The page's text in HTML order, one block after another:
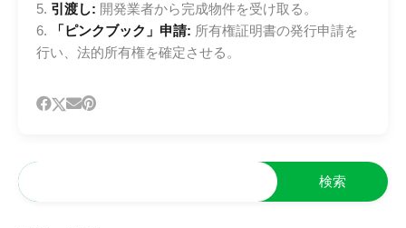
5. 引渡し: 開発業者から完成物件を受け取る。
6.
「ピンクブック」申請: 所有権証明書の発行申請を
行い、法的所有権を確定させる。